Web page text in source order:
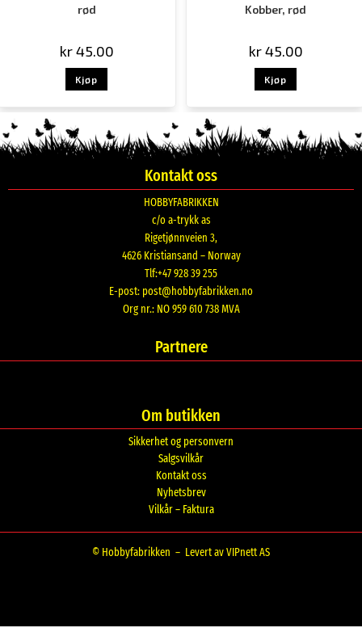
rød
kr45.00
Kjøp
Kobber, rød
kr45.00
Kjøp
Kontakt oss
HOBBYFABRIKKEN
c/o a-trykk as
Rigetjønnveien 3,
4626 Kristiansand – Norway
Tlf:+47 928 39 255
E-post: post@hobbyfabrikken.no
Org nr.: NO 959 610 738 MVA
Partnere
Om butikken
Sikkerhet og personvern
Salgsvilkår
Kontakt oss
Nyhetsbrev
Vilkår – Faktura
© Hobbyfabrikken – Levert av VIPnett AS